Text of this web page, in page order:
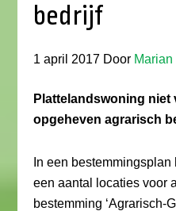
bedrijf
1 april 2017 Door
Plattelandswoning
opgeheven agrarisch
In een
een aantal locaties voor
bestemming ‘Agrarisch-